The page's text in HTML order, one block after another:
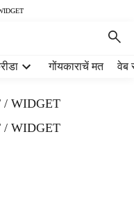
गोंयकाराचें मत वेब
/ WIDGET
/ WIDGET